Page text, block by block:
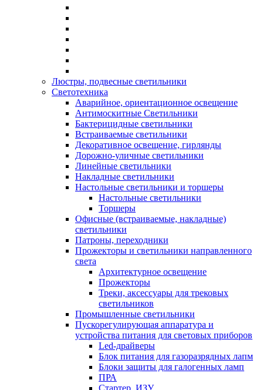
Люстры, подвесные светильники
Светотехника
Аварийное, ориентационное освещение
Антимоскитные Светильники
Бактерицидные светильники
Встраиваемые светильники
Декоративное освещение, гирлянды
Дорожно-уличные светильники
Линейные светильники
Накладные светильники
Настольные светильники и торшеры
Настольные светильники
Торшеры
Офисные (встраиваемые, накладные)
светильники
Патроны, переходники
Прожекторы и светильники направленного
света
Архитектурное освещение
Прожекторы
Треки, аксессуары для трековых
светильников
Промышленные светильники
Пускорегулирующая аппаратура и
устройства питания для световых приборов
Led-драйверы
Блок питания для газоразрядных лапм
Блоки защиты для галогенных ламп
ПРА
Стартер, ИЗУ